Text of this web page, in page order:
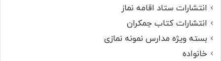
انتشارات ستاد اقامه نماز
انتشارات کتاب جمکران
بسته ویژه مدارس نمونه نمازی
خانواده